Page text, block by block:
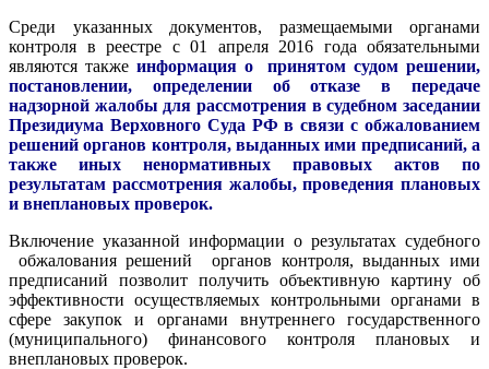
Среди указанных документов, размещаемыми органами
контроля в реестре с 01 апреля 2016 года обязательными
являются также информация о принятом судом решении,
постановлении, определении об отказе в передаче
надзорной жалобы для рассмотрения в судебном заседании
Президиума Верховного Суда РФ в связи с обжалованием
решений органов контроля, выданных ими предписаний, а
также иных ненормативных правовых актов по
результатам рассмотрения жалобы, проведения плановых
и внеплановых проверок.
Включение указанной информации о результатах судебного
обжалования решений органов контроля, выданных ими
предписаний позволит получить объективную картину об
эффективности осуществляемых контрольными органами в
сфере закупок и органами внутреннего государственного
(муниципального) финансового контроля плановых и
внеплановых проверок.